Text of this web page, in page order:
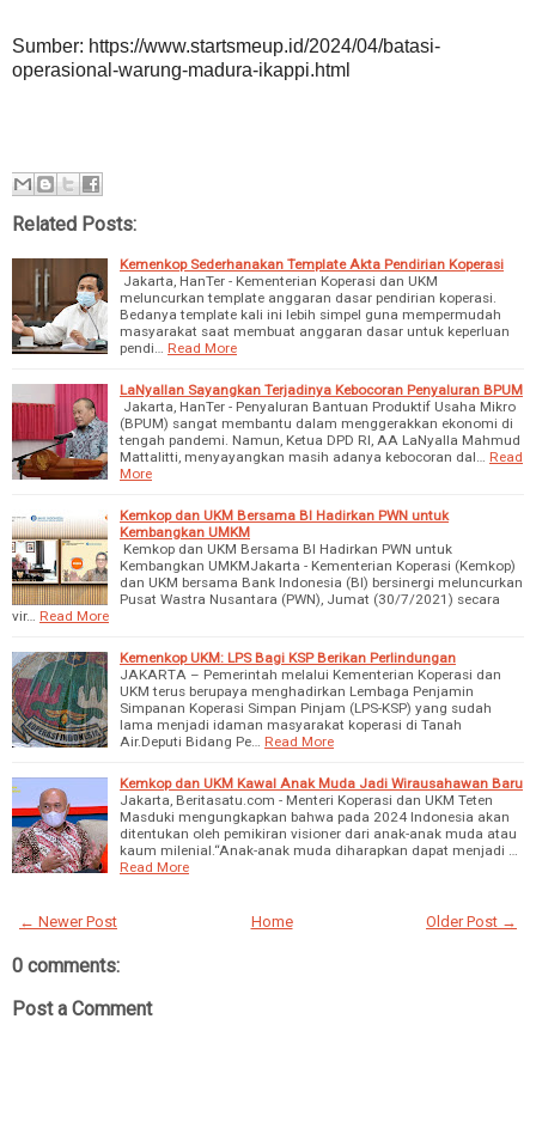
Sumber: https://www.startsmeup.id/2024/04/batasi-
operasional-warung-madura-ikappi.html
Related Posts:
Kemenkop Sederhanakan Template Akta Pendirian Koperasi
Jakarta, HanTer - Kementerian Koperasi dan UKM
meluncurkan template anggaran dasar pendirian koperasi.
Bedanya template kali ini lebih simpel guna mempermudah
masyarakat saat membuat anggaran dasar untuk keperluan
pendi…
Read More
LaNyallan Sayangkan Terjadinya Kebocoran Penyaluran BPUM
Jakarta, HanTer - Penyaluran Bantuan Produktif Usaha Mikro
(BPUM) sangat membantu dalam menggerakkan ekonomi di
tengah pandemi. Namun, Ketua DPD RI, AA LaNyalla Mahmud
Mattalitti, menyayangkan masih adanya kebocoran dal…
Read
More
Kemkop dan UKM Bersama BI Hadirkan PWN untuk
Kembangkan UMKM
Kemkop dan UKM Bersama BI Hadirkan PWN untuk
Kembangkan UMKMJakarta - Kementerian Koperasi (Kemkop)
dan UKM bersama Bank Indonesia (BI) bersinergi meluncurkan
Pusat Wastra Nusantara (PWN), Jumat (30/7/2021) secara
vir…
Read More
Kemenkop UKM: LPS Bagi KSP Berikan Perlindungan
JAKARTA – Pemerintah melalui Kementerian Koperasi dan
UKM terus berupaya menghadirkan Lembaga Penjamin
Simpanan Koperasi Simpan Pinjam (LPS-KSP) yang sudah
lama menjadi idaman masyarakat koperasi di Tanah
Air.Deputi Bidang Pe…
Read More
Kemkop dan UKM Kawal Anak Muda Jadi Wirausahawan Baru
Jakarta, Beritasatu.com - Menteri Koperasi dan UKM Teten
Masduki mengungkapkan bahwa pada 2024 Indonesia akan
ditentukan oleh pemikiran visioner dari anak-anak muda atau
kaum milenial.“Anak-anak muda diharapkan dapat menjadi …
Read More
← Newer Post Older Post →
Home
0 comments:
Post a Comment